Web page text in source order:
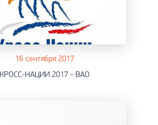
16 сентября 2017
КРОСС-НАЦИИ 2017 - ВАО